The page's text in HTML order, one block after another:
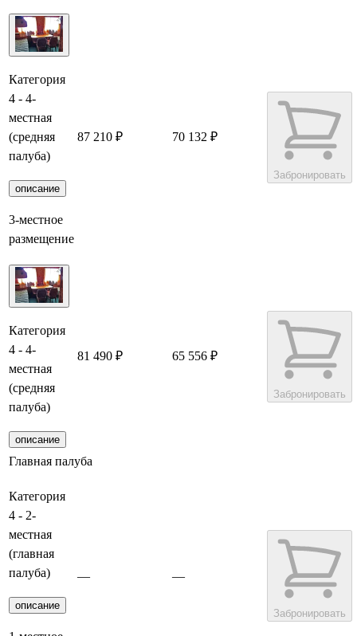
Категория
4 - 4-
местная
(средняя
палуба)
описание
3-местное
размещение
87 210 ₽ 70 132 ₽
Забронировать
Категория
4 - 4-
местная
(средняя
палуба)
описание
81 490 ₽ 65 556 ₽
Забронировать
Главная палуба
Категория
4 - 2-
местная
(главная
палуба)
описание
— —
Забронировать